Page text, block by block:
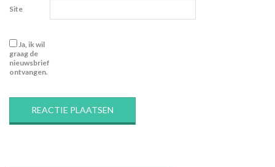
Site
Ja, ik wil
graag de
nieuwsbrief
ontvangen.